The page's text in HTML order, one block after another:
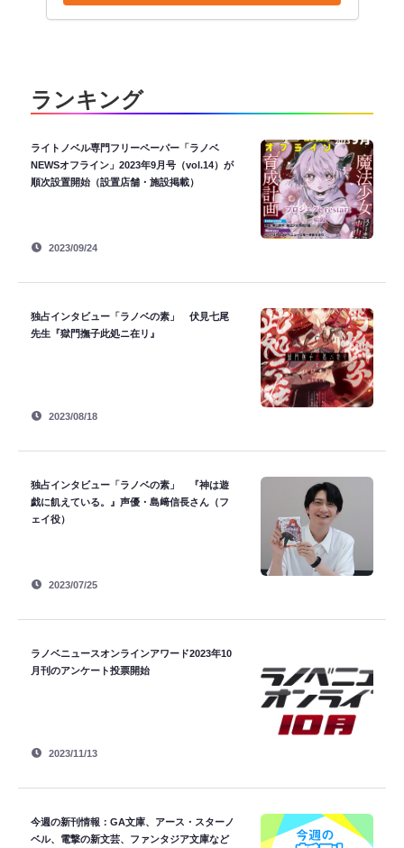
ランキング
ライトノベル専門フリーペーパー「ラノベ
NEWSオフライン」2023年9月号（vol.14）が
順次設置開始（設置店舗・施設掲載）
2023/09/24
独占インタビュー「ラノベの素」 伏見七尾
先生『獄門撫子此処ニ在リ』
2023/08/18
独占インタビュー「ラノベの素」 『神は遊
戯に飢えている。』声優・島﨑信長さん（フ
ェイ役）
2023/07/25
ラノベニュースオンラインアワード2023年10
月刊のアンケート投票開始
2023/11/13
今週の新刊情報：GA文庫、アース・スターノ
ベル、電撃の新文芸、ファンタジア文庫など